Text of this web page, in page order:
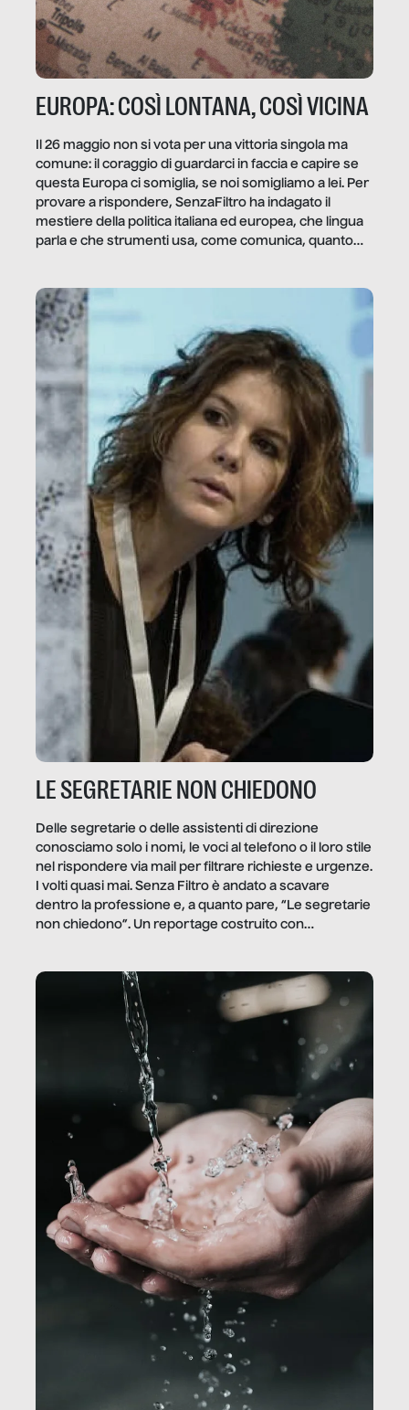
EUROPA: COSÌ LONTANA, COSÌ VICINA
Il 26 maggio non si vota per una vittoria singola ma
comune: il coraggio di guardarci in faccia e capire se
questa Europa ci somiglia, se noi somigliamo a lei. Per
provare a rispondere, SenzaFiltro ha indagato il
mestiere della politica italiana ed europea, che lingua
parla e che strumenti usa, come comunica, quanto
LE SEGRETARIE NON CHIEDONO
Delle segretarie o delle assistenti di direzione
conosciamo solo i nomi, le voci al telefono o il loro stile
nel rispondere via mail per filtrare richieste e urgenze.
I volti quasi mai. Senza Filtro è andato a scavare
dentro la professione e, a quanto pare, “Le segretarie
non chiedono”. Un reportage costruito con